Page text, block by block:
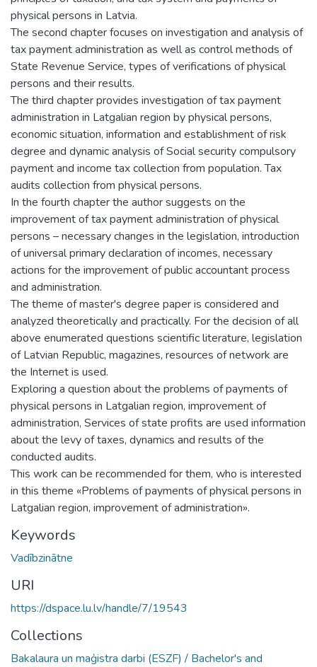
physical persons in Latvia.
The second chapter focuses on investigation and analysis of
tax payment administration as well as control methods of
State Revenue Service, types of verifications of physical
persons and their results.
The third chapter provides investigation of tax payment
administration in Latgalian region by physical persons,
economic situation, information and establishment of risk
degree and dynamic analysis of Social security compulsory
payment and income tax collection from population. Tax
audits collection from physical persons.
In the fourth chapter the author suggests on the
improvement of tax payment administration of physical
persons – necessary changes in the legislation, introduction
of universal primary declaration of incomes, necessary
actions for the improvement of public accountant process
and administration.
The theme of master's degree paper is considered and
analyzed theoretically and practically. For the decision of all
above enumerated questions scientific literature, legislation
of Latvian Republic, magazines, resources of network are
the Internet is used.
Exploring a question about the problems of payments of
physical persons in Latgalian region, improvement of
administration, Services of state profits are used information
about the levy of taxes, dynamics and results of the
conducted audits.
This work can be recommended for them, who is interested
in this theme «Problems of payments of physical persons in
Latgalian region, improvement of administration».
Keywords
Vadībzinātne
URI
https://dspace.lu.lv/handle/7/19543
Collections
Bakalaura un maģistra darbi (ESZF) / Bachelor's and